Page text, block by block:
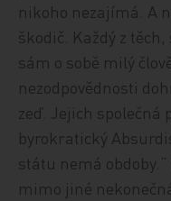
nikoho nezajímá. A
škodič. Každý z
sám o sobě milý
nezodpovědnosti
zeď. Jejich společná
byrokratický
státu nemá
mimo jiné